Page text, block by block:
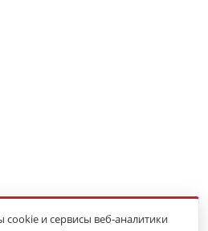
и сервисы веб-аналитики